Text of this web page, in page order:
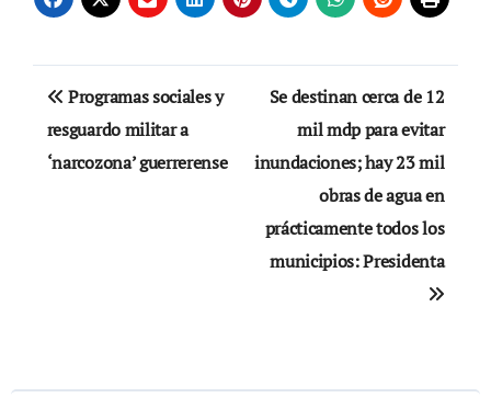
Navegación
de
entradas
Programas sociales y
resguardo militar a
‘narcozona’ guerrerense
Se destinan cerca de 12
mil mdp para evitar
inundaciones; hay 23 mil
obras de agua en
prácticamente todos los
municipios: Presidenta